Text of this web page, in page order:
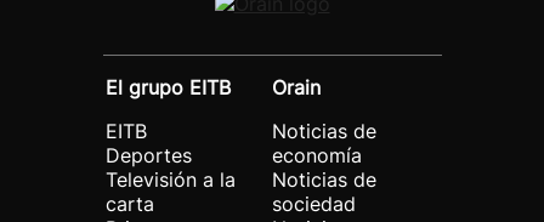
El grupo EITB
EITB
Deportes
Televisión a la
carta
Orain
Noticias de
economía
Noticias de
sociedad